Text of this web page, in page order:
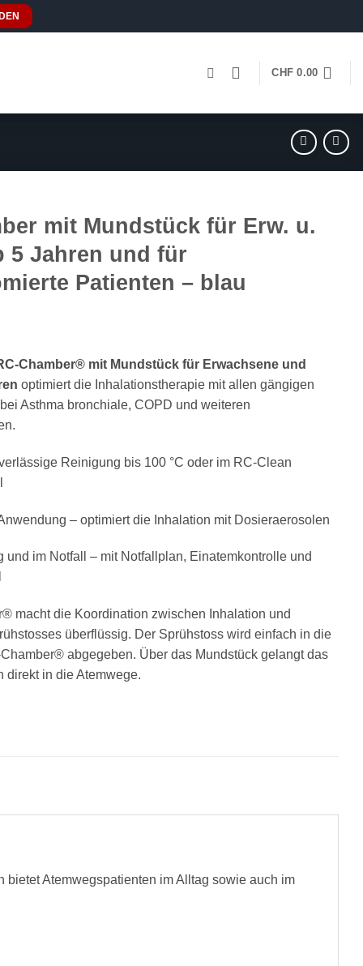
CHF 0.00
mit Mundstück für Erw. u.
5 Jahren und für
Patienten – blau
Chamber® mit Mundstück für Erwachsene und
optimiert die Inhalationstherapie mit allen gängigen
Asthma bronchiale, COPD und weiteren
Reinigung bis 100 °C oder im RC-Clean
– optimiert die Inhalation mit Dosieraerosolen
und im Notfall – mit Notfallplan, Einatemkontrolle und
macht die Koordination zwischen Inhalation und
überflüssig. Der Sprühstoss wird einfach in die
abgegeben. Über das Mundstück gelangt das
direkt in die Atemwege.
Atemwegspatienten im Alltag sowie auch im